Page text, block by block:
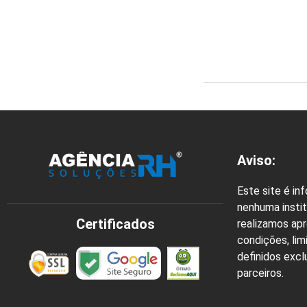
Certificados
Aviso:
Este site é
nenhuma
realizamos
condições,
definidos
parceiros.